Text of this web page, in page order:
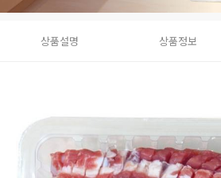
상품설명 상품정보